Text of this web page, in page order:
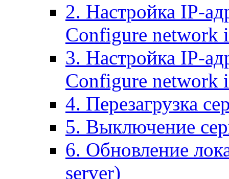
2. Настройка IP-
Configure network
3. Настройка IP-
Configure network
4. Перезагрузка
5. Выключение
6. Обновление
server)